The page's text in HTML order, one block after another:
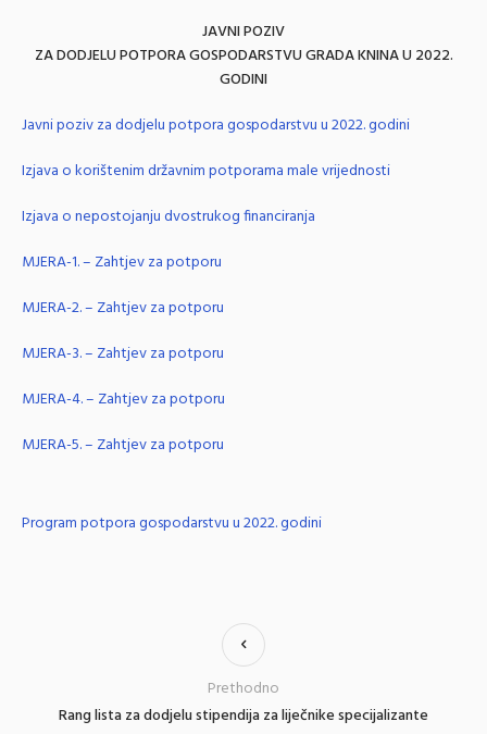
JAVNI POZIV
ZA DODJELU POTPORA GOSPODARSTVU GRADA KNINA U 2022.
GODINI
Javni poziv za dodjelu potpora gospodarstvu u 2022. godini
Izjava o korištenim državnim potporama male vrijednosti
Izjava o nepostojanju dvostrukog financiranja
MJERA-1. – Zahtjev za potporu
MJERA-2. – Zahtjev za potporu
MJERA-3. – Zahtjev za potporu
MJERA-4. – Zahtjev za potporu
MJERA-5. – Zahtjev za potporu
Program potpora gospodarstvu u 2022. godini
Rang lista za dodjelu stipendija za liječnike specijalizante
Prethodno